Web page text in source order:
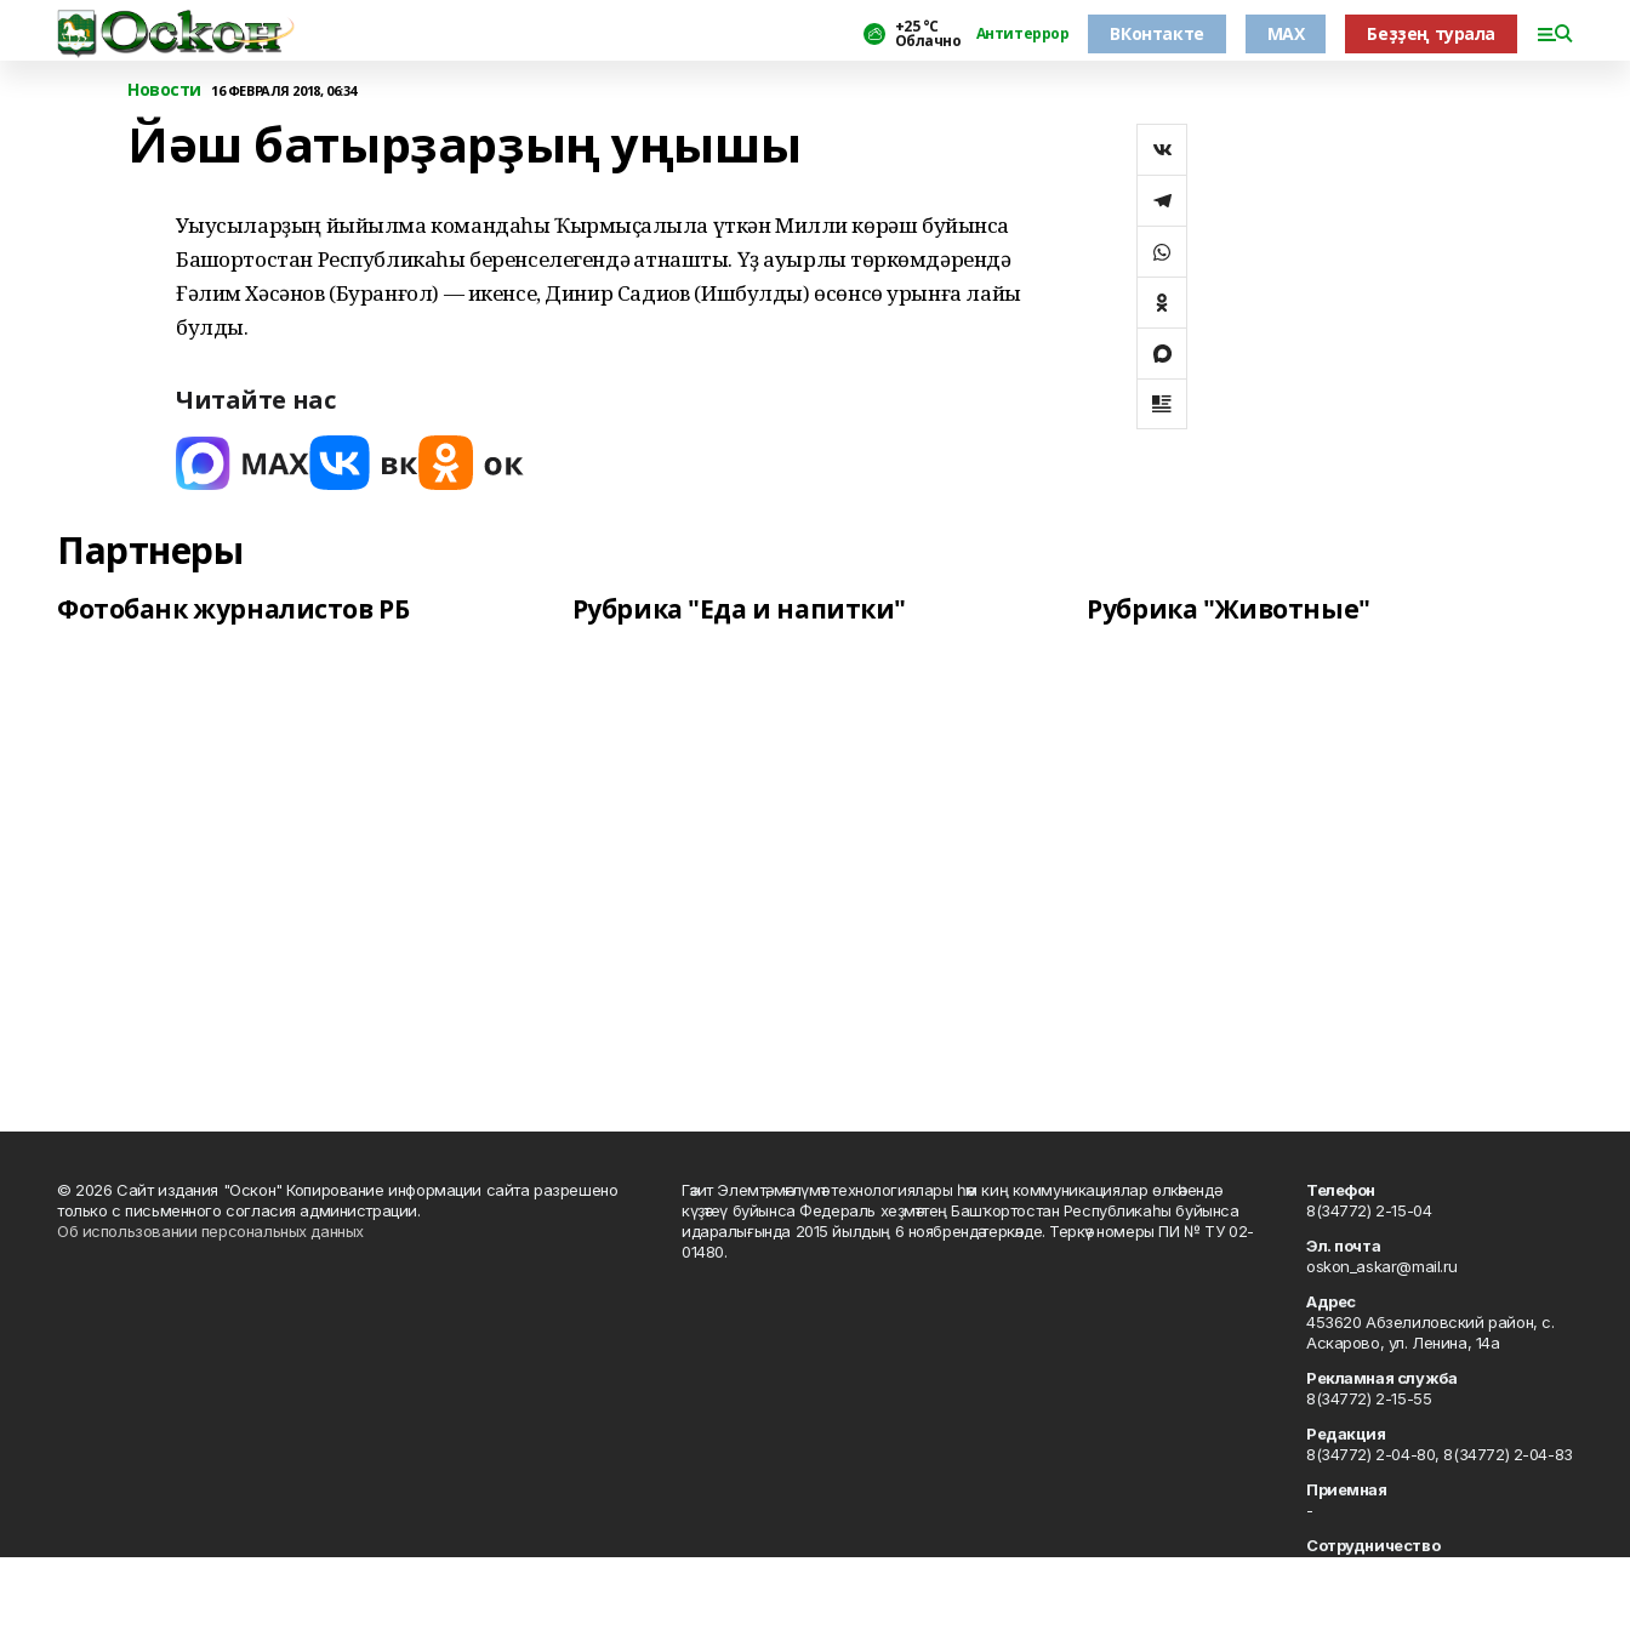
+25 °С
Облачно Антитеррор ВКонтакте MAX Беҙҙең турала
Новости 16 ФЕВРАЛЯ 2018, 06:34
Йәш батырҙарҙың уңышы
Уҡыусыларҙың йыйылма командаһы Ҡырмыҫҡалыла үткән Милли көрәш буйынса
Башҡортостан Республикаһы беренселегендә ҡатнашты. Үҙ ауырлыҡ төркөмдәрендә
Ғәлим Хәсәнов (Буранғол) — икенсе, Динир Садиҡов (Ишбулды) өсөнсө урынға лайыҡ
булды.
Читайте нас
Партнеры
Фотобанк журналистов РБ Рубрика "Еда и напитки" Рубрика "Животные"
© 2026 Сайт издания "Оскон" Копирование информации сайта разрешено
только с письменного согласия администрации.
Об использовании персональных данных
Гәзит Элемтә, мәғлүмәт технологиялары һәм киң коммуникациялар өлкәһендә
күҙәтеү буйынса Федераль хеҙмәттең Башҡортостан Республикаһы буйынса
идаралығында 2015 йылдың 6 ноябрендә теркәлде. Теркәү номеры ПИ № ТУ 02-
01480.
Телефон
8(34772) 2-15-04
Эл. почта
oskon_askar@mail.ru
Адрес
453620 Абзелиловский район, с.
Аскарово, ул. Ленина, 14а
Рекламная служба
8(34772) 2-15-55
Редакция
8(34772) 2-04-80, 8(34772) 2-04-83
Приемная
-
Сотрудничество